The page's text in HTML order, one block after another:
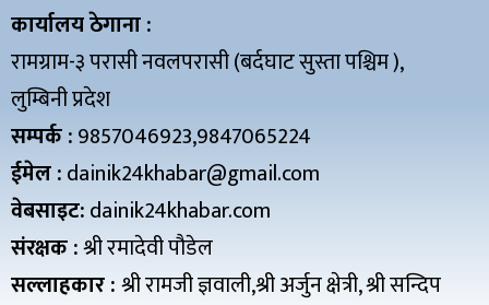
कार्यालय ठेगाना :
रामग्राम-३ परासी नवलपरासी (बर्दघाट सुस्ता पश्चिम ),
लुम्बिनी प्रदेश
सम्पर्क :9857046923,9847065224
ईमेल :dainik24khabar@gmail.com
वेबसाइट:dainik24khabar.com
संरक्षक :श्री रमादेवी पौडेल
सल्लाहकार :श्री रामजी ज्ञवाली,श्री अर्जुन क्षेत्री, श्री सन्दिप